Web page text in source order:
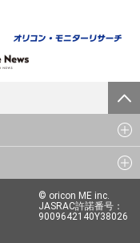
© oricon ME inc.
JASRAC許諾番号：
9009642140Y38026